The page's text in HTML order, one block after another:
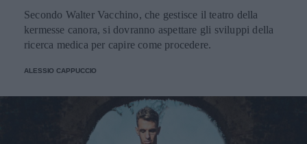
Secondo Walter Vacchino, che gestisce il teatro della
kermesse canora, si dovranno aspettare gli sviluppi della
ricerca medica per capire come procedere.
ALESSIO CAPPUCCIO